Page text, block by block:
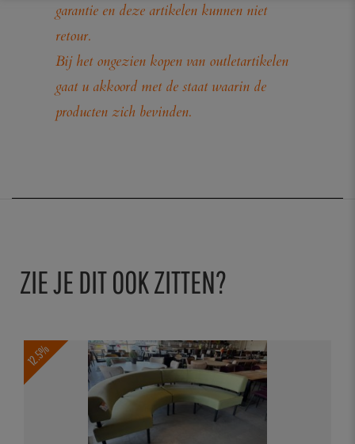
garantie en deze artikelen kunnen niet
retour.
Bij het ongezien kopen van outletartikelen
gaat u akkoord met de staat waarin de
producten zich bevinden.
ZIE JE DIT OOK ZITTEN?
12.5%